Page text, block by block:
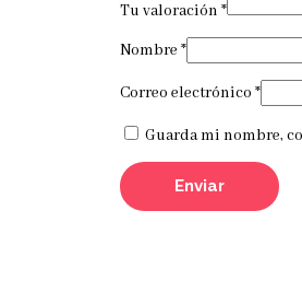
Tu valoración *
Nombre *
Correo electrónico *
Guarda mi nombre,